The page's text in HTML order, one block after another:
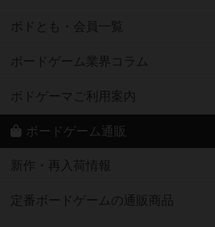
ボドとも・会員一覧
ボードゲーム業界コラム
ボドゲーマご利用案内
ボードゲーム通販
新作・再入荷情報
定番ボードゲームの通販商品